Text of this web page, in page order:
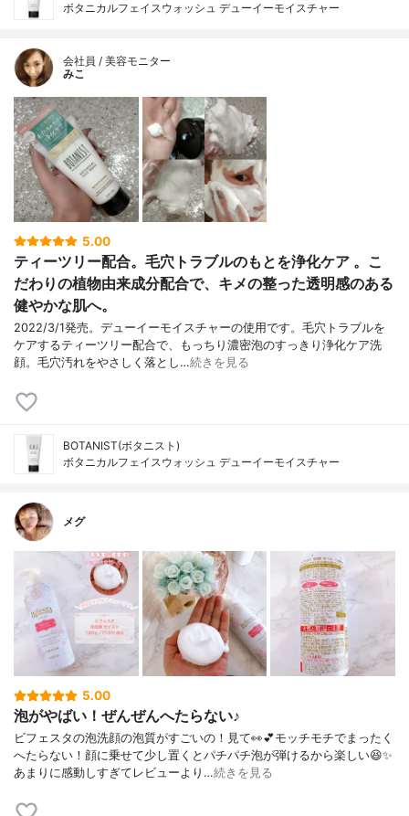
ボタニカルフェイスウォッシュ デューイーモイスチャー
会社員 / 美容モニター
みこ
5.00
ティーツリー配合。毛穴トラブルのもとを浄化ケア 。こ
だわりの植物由来成分配合で、キメの整った透明感のある
健やかな肌へ。
2022/3/1発売。デューイーモイスチャーの使用です。毛穴トラブルを
ケアするティーツリー配合で、もっちり濃密泡のすっきり浄化ケア洗
顔。毛穴汚れをやさしく落とし…続きを見る
BOTANIST(ボタニスト)
ボタニカルフェイスウォッシュ デューイーモイスチャー
メグ
5.00
泡がやばい！ぜんぜんへたらない♪
ビフェスタの泡洗顔の泡質がすごいの！見て👀💕モッチモチでまったく
へたらない！顔に乗せて少し置くとパチパチ泡が弾けるから楽しい😆✨
あまりに感動しすぎてレビューより…続きを見る